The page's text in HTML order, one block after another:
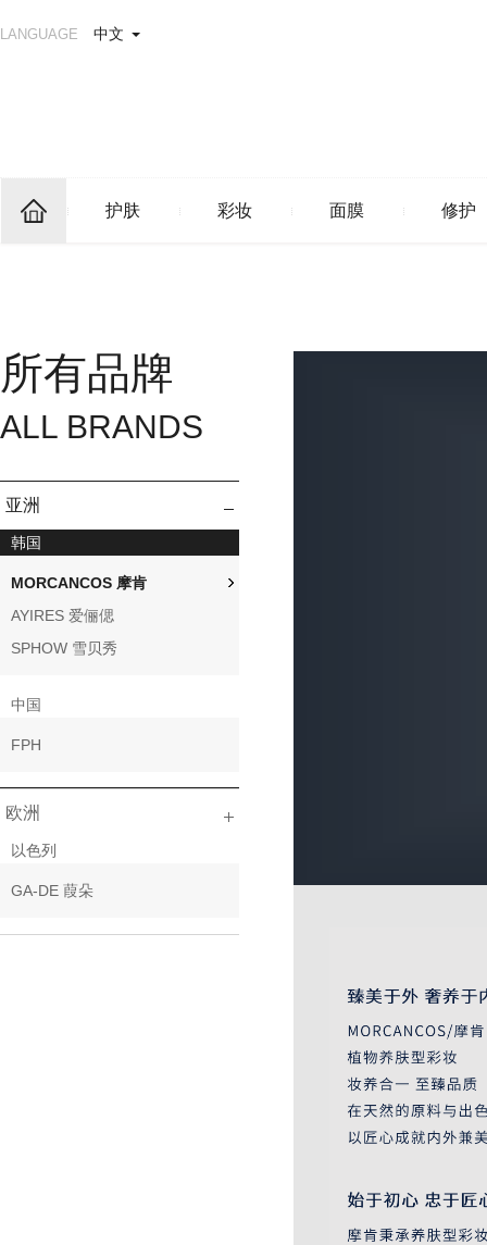
LANGUAGE 中文
护肤 彩妆 面膜 修护
所有品牌
ALL BRANDS
亚洲
韩国
MORCANCOS 摩肯
AYIRES 爱俪偲
SPHOW 雪贝秀
中国
FPH
欧洲
以色列
GA-DE 葭朵